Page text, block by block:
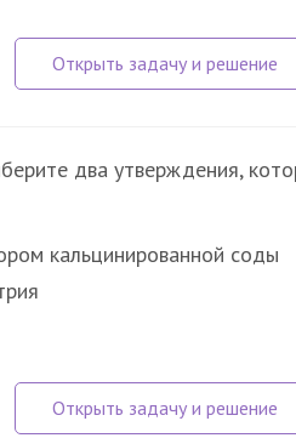
два утверждения,
кальцинированной соды